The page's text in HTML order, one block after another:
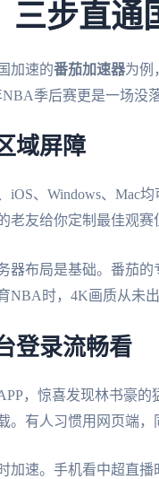
三步直通
加速的番茄加速器为例
季后赛更是一场没落
域屏障
iOS、Windows、Mac
老友给你定制最佳观
器布局是基础。番茄
NBA时，4K画质从未
登录流畅看
，惊喜发现林书豪
。有人习惯用网页端
加速。手机看中超直